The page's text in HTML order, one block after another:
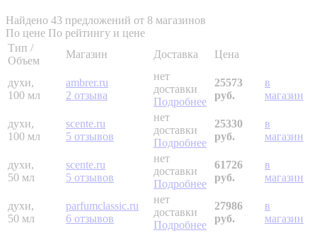
Найдено 43 предложений от 8 магазинов
По цене По рейтингу и цене
Тип /
Объем
Магазин Доставка Цена
духи,
100 мл
ambrer.ru
2 отзыва
нет
доставки
Подробнее
25573
руб.
в
магазин
духи,
100 мл
scente.ru
5 отзывов
нет
доставки
Подробнее
25330
руб.
в
магазин
духи,
50 мл
scente.ru
5 отзывов
нет
доставки
Подробнее
61726
руб.
в
магазин
духи,
50 мл
parfumclassic.ru
6 отзывов
нет
доставки
Подробнее
27986
руб.
в
магазин